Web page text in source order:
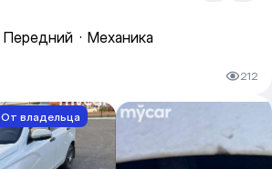
Передний · Механика
212
От владельца